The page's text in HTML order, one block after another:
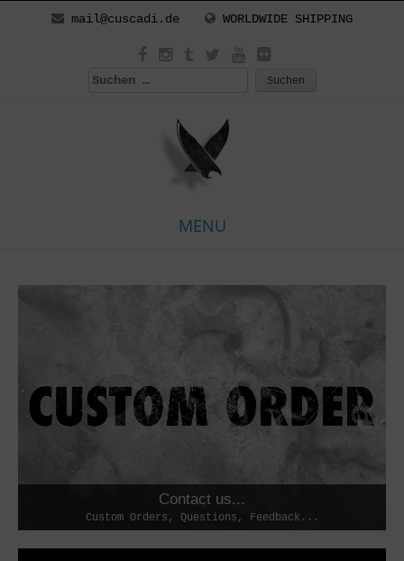
mail@cuscadi.de WORLDWIDE SHIPPING
Suchen
MENU
Skip
content
Contact us...
Custom Orders, Questions, Feedback...